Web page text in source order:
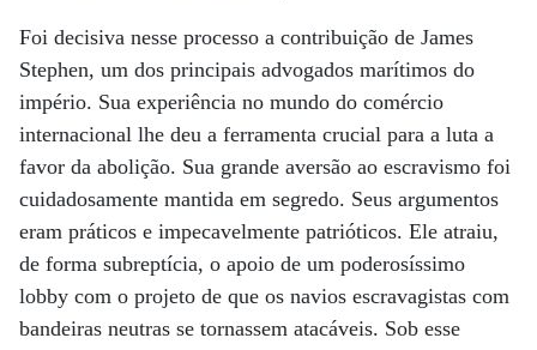
Foi decisiva nesse processo a contribuição de James
Stephen, um dos principais advogados marítimos do
império. Sua experiência no mundo do comércio
internacional lhe deu a ferramenta crucial para a luta a
favor da abolição. Sua grande aversão ao escravismo foi
cuidadosamente mantida em segredo. Seus argumentos
eram práticos e impecavelmente patrióticos. Ele atraiu,
de forma subreptícia, o apoio de um poderosíssimo
lobby com o projeto de que os navios escravagistas com
bandeiras neutras se tornassem atacáveis. Sob esse